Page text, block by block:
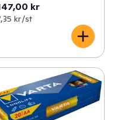
kr
kr /st